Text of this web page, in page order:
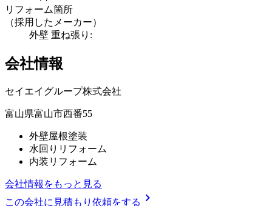
リフォーム箇所
（採用したメーカー）
外壁 重ね張り:
会社情報
セイエイグループ株式会社
富山県富山市西番55
外壁屋根塗装
水回りリフォーム
内装リフォーム
会社情報をもっと見る
この会社に見積もり依頼をする chevron_right